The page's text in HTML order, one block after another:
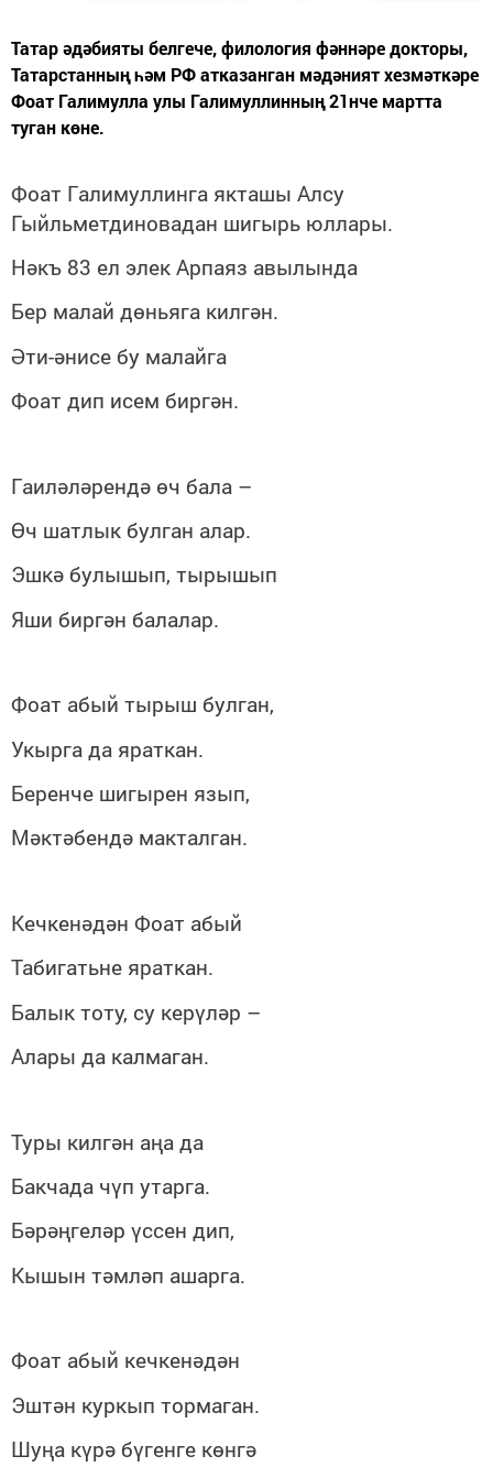
Татар әдәбияты белгече, филология фәннәре докторы,
Татарстанның һәм РФ атказанган мәдәният хезмәткәре
Фоат Галимулла улы Галимуллинның 21нче мартта
туган көне.
Фоат Галимуллинга якташы Алсу
Гыйльметдиновадан шигырь юллары.
Нәкъ 83 ел элек Арпаяз авылында
Бер малай дөньяга килгән.
Әти-әнисе бу малайга
Фоат дип исем биргән.
Гаиләләрендә өч бала –
Өч шатлык булган алар.
Эшкә булышып, тырышып
Яши биргән балалар.
Фоат абый тырыш булган,
Укырга да яраткан.
Беренче шигырен язып,
Мәктәбендә макталган.
Кечкенәдән Фоат абый
Табигатьне яраткан.
Балык тоту, су керүләр –
Алары да калмаган.
Туры килгән аңа да
Бакчада чүп утарга.
Бәрәңгеләр үссен дип,
Кышын тәмләп ашарга.
Фоат абый кечкенәдән
Эштән куркып тормаган.
Шуңа күрә бүгенге көнгә